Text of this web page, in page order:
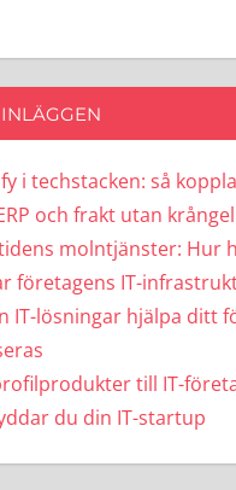
i techstacken: så
och frakt utan krångel
molntjänster: Hur
företagens IT-
IT-lösningar hjälpa ditt
till IT-
du din IT-startup